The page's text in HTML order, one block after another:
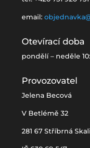
email:
Otevírací doba
pondělí – neděle
Provozovatel
Jelena Becová
V Betlémě 32
281 67 Stříbrná